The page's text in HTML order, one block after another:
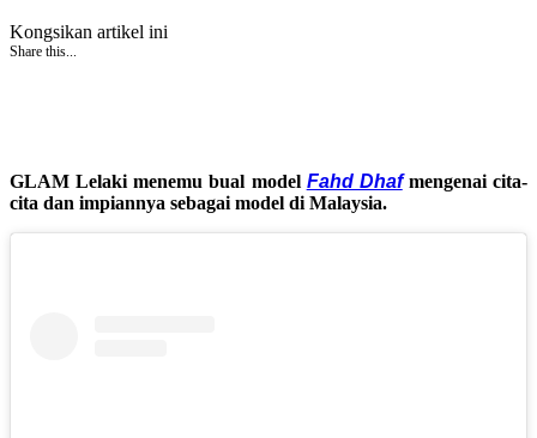
Kongsikan artikel ini
Share this...
GLAM Lelaki menemu bual model Fahd Dhafmengenai cita-
cita dan impiannya sebagai model di Malaysia.